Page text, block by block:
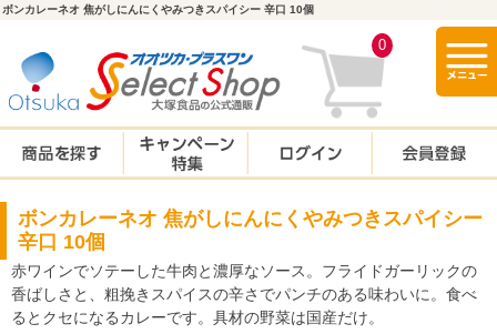
ボンカレーネオ 焦がしにんにくやみつきスパイシー 辛口 10個
0
ボンカレーネオ 焦がしにんにくやみつきスパイシー
辛口 10個
赤ワインでソテーした牛肉と濃厚なソース。フライドガーリックの
香ばしさと、粗挽きスパイスの辛さでパンチのある味わいに。食べ
るとクセになるカレーです。具材の野菜は国産だけ。